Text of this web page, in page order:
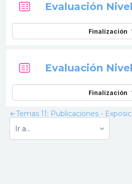
Evaluación
Finalización
Evaluación
Finalización
←Temas 11: Publicaciones -